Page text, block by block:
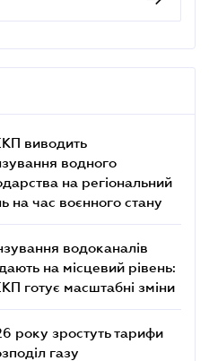
виводить
водного
на регіональний
на час воєнного стану
водоканалів
на місцевий рівень:
готує масштабні зміни
року зростуть тарифи
газу